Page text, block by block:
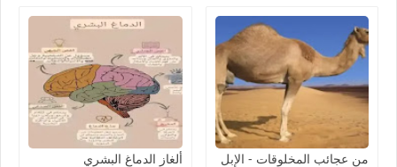
من عجائب المخلوقات - الإبل ألغاز الدماغ البشري